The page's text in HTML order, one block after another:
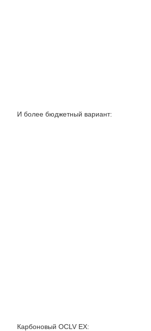
И более бюджетный вариант:
Карбоновый OCLV EX: